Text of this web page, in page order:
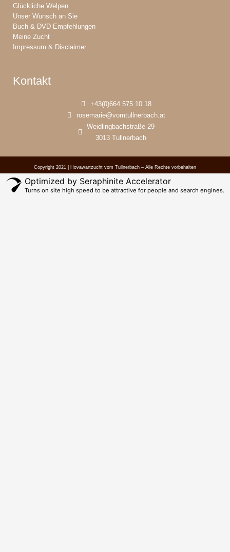
Glückliche Welpen
Unser Wunsch an Sie
Buch & DVD Empfehlungen
Meine Zucht
Impressum & Disclaimer
Kontakt
+43(0)664 575 10 18
rosemarie@vomtullnerbach.at
Weidlingbachstraße 29
3013 Tullnerbach
Copyright 2021 | Hovawartzucht vom Tullnerbach – Alle Rechte vorbehalten
Optimized by Seraphinite Accelerator
Turns on site high speed to be attractive for people and search engines.